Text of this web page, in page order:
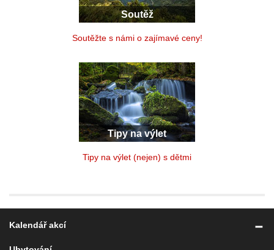
Soutěž
Soutěžte s námi o zajímavé ceny!
Tipy na výlet
Tipy na výlet (nejen) s dětmi
Kalendář akcí